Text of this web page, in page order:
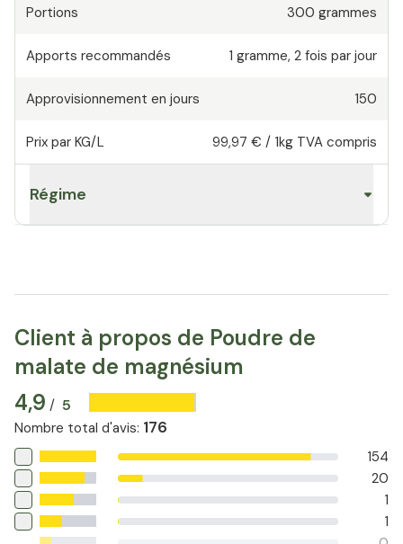
Portions 300 grammes
Apports recommandés 1 gramme, 2 fois par jour
Approvisionnement en jours 150
Prix par KG/L 99,97 € / 1kg TVA compris
Régime
Client à propos de Poudre de
malate de magnésium
4,9 / 5
Nombre total d'avis: 176
154
20
1
1